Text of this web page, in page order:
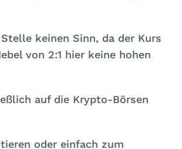
keinen Sinn, da der Kurs
von 2:1 hier keine hohen
auf die Krypto-Börsen
oder einfach zum